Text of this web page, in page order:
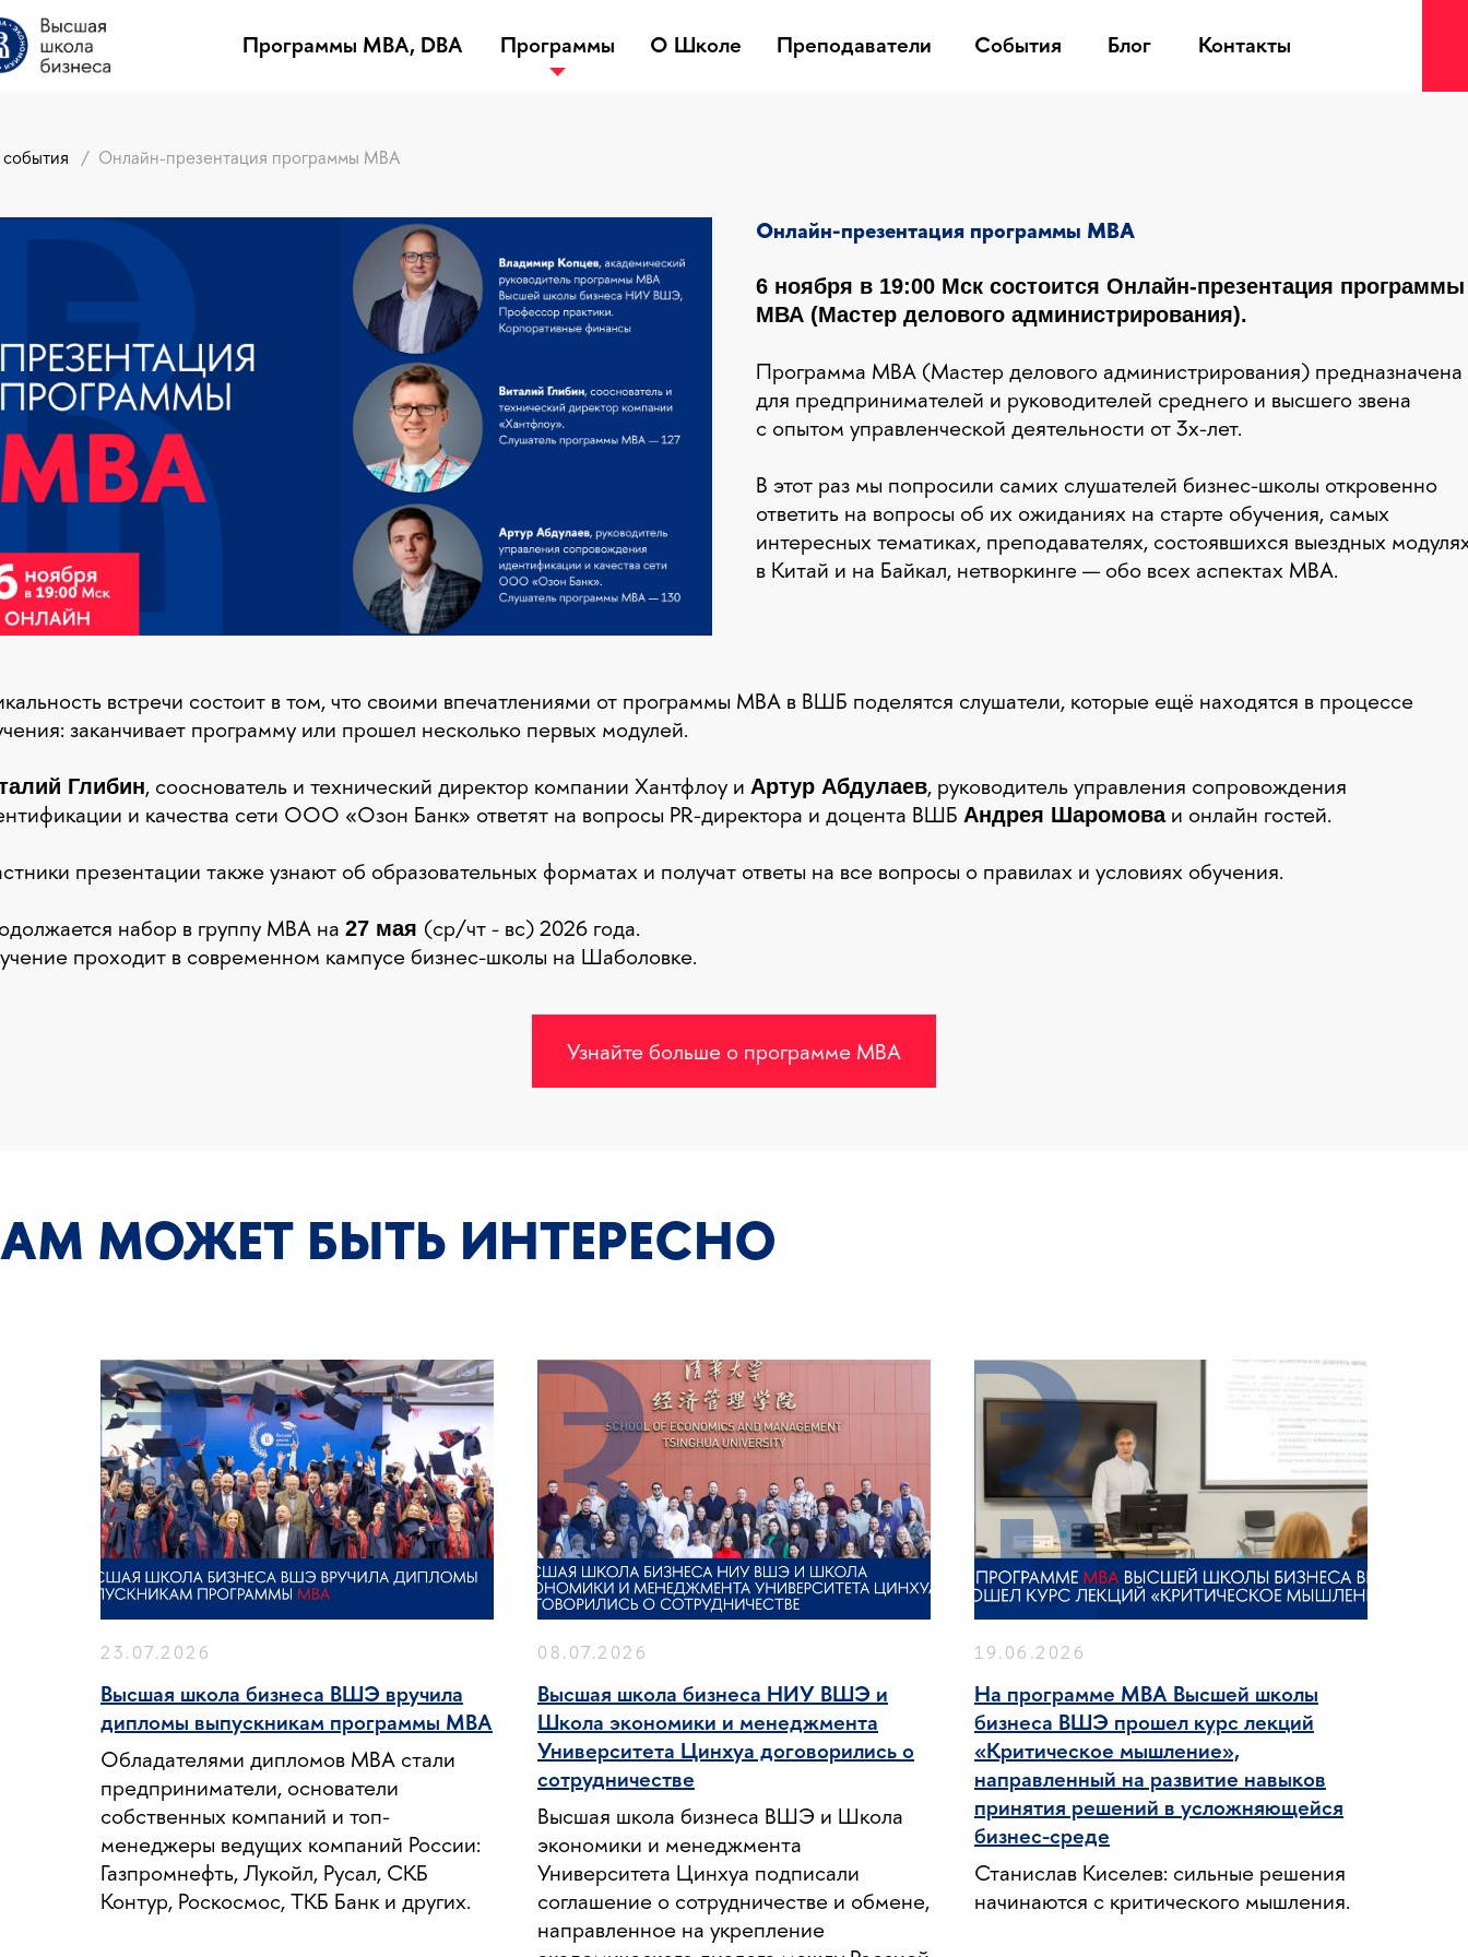
Программы MBA, DBA Программы О Школе Преподаватели События Блог Контакты
Программы MBA, DBA Программы О Школе Преподаватели События Блог Контакты
Онлайн-презентация программы MBA
6 ноября в 19:00 Мск состоится Онлайн-презентация программы
МВА (Мастер делового администрирования).
Программа МВА (Мастер делового администрирования) предназначена
для предпринимателей и руководителей среднего и высшего звена
с опытом управленческой деятельности от 3х-лет.
В этот раз мы попросили самих слушателей бизнес-школы откровенно
ответить на вопросы об их ожиданиях на старте обучения, самых
интересных тематиках, преподавателях, состоявшихся выездных
в Китай и на Байкал, нетворкинге — обо всех аспектах MBA.
Онлайн-презентация программы MBA
/
встречи состоит в том, что своими впечатлениями от программы МВА в ВШБ поделятся слушатели, которые ещё находятся в процессе
заканчивает программу или прошел несколько первых модулей.
Глибин, сооснователь и технический директор компании Хантфлоу и Артур Абдулаев, руководитель управления сопровождения
и качества сети ООО «Озон Банк» ответят на вопросы PR-директора и доцента ВШБ Андрея Шаромоваи онлайн гостей.
презентации также узнают об образовательных форматах и получат ответы на все вопросы о правилах и условиях обучения.
набор в группу MBA на 27 мая (ср/чт - вс) 2026 года.
проходит в современном кампусе бизнес-школы на Шаболовке.
Узнайте больше о программе MBA
МОЖЕТ БЫТЬ ИНТЕРЕСНО
23.07.2026
Высшая школа бизнеса ВШЭ вручила
дипломы выпускникам программы MBA
Обладателями дипломов MBA стали
предприниматели, основатели
собственных компаний и топ-
менеджеры ведущих компаний России:
Газпромнефть, Лукойл, Русал, СКБ
Контур, Роскосмос, ТКБ Банк и других.
08.07.2026
Высшая школа бизнеса НИУ ВШЭ и
Школа экономики и менеджмента
Университета Цинхуа договорились о
сотрудничестве
Высшая школа бизнеса ВШЭ и Школа
экономики и менеджмента
Университета Цинхуа подписали
соглашение о сотрудничестве и обмене,
направленное на укрепление
19.06.2026
На программе MBA Высшей школы
бизнеса ВШЭ прошел курс лекций
«Критическое мышление»,
направленный на развитие навыков
принятия решений в усложняющейся
бизнес-среде
Станислав Киселев: сильные решения
начинаются с критического мышления.